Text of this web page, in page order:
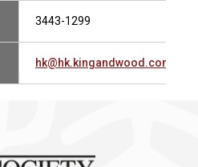
3443-1299
hk@hk.kingandwood.com